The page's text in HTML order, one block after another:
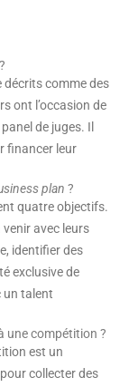
?
décrits comme des
ont l’occasion de
de juges. Il
financer leur
plan ?
quatre objectifs.
avec leurs
identifier des
exclusive de
un talent
une compétition ?
est un
collecter des